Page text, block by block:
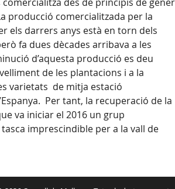
producció comercialitzada per la
els darrers anys està en torn dels
fa dues dècades arribava a les
d’aquesta producció es deu
de les plantacions i a la
varietats de mitja estació
Per tant, la recuperació de la
va iniciar el 2016 un grup
tasca imprescindible per a la vall de